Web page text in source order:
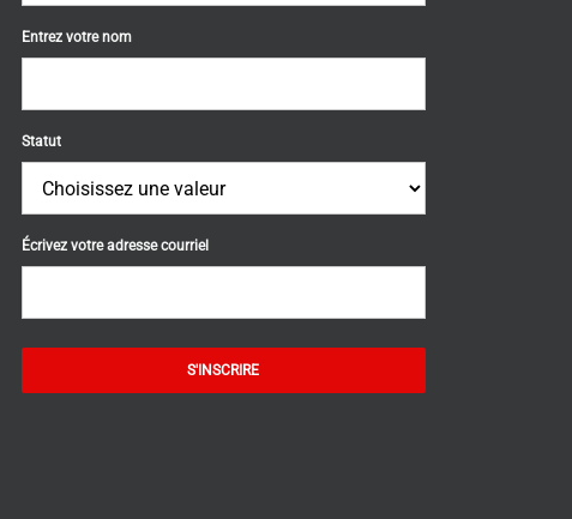
Entrez votre nom
Statut
Écrivez votre adresse courriel
S'INSCRIRE